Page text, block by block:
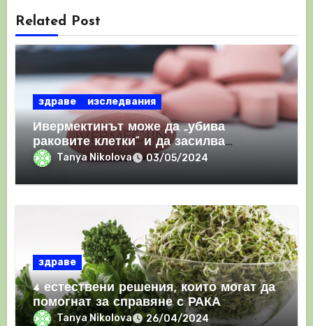
Related Post
здраве изследвания
Ивермектинът може да „убива
раковите клетки“ и да засилва
имунния отговор
Tanya Nikolova 03/05/2024
здраве
4 естествени решения, които могат да
помогнат за справяне с РАКА
Tanya Nikolova 26/04/2024